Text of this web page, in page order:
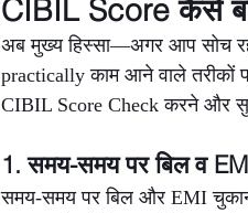
CIBIL Score कैसे
अब मुख्य हिस्सा—अगर आप सोच रहे
practically काम आने वाले
CIBIL Score Check करने और
1. समय-समय पर बिल व
समय-समय पर बिल और EMI